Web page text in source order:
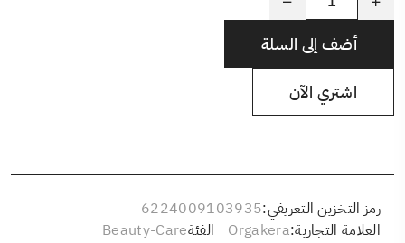
أضف إلى السلة
اشتري الآن
رمز التخزين التعريفي:6224009103935
العلامة التجارية:Orgakera الفئةBeauty-Care